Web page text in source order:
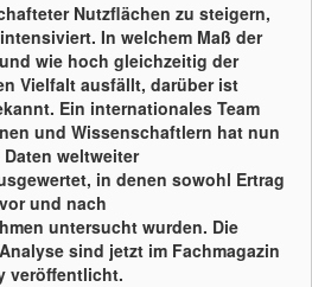
Nutzflächen zu steigern,
In welchem Maß der
wie hoch gleichzeitig der
Vielfalt ausfällt, darüber ist
Ein internationales Team
und Wissenschaftlern hat nun
weltweiter
in denen sowohl Ertrag
und nach
untersucht wurden. Die
sind jetzt im Fachmagazin
veröffentlicht.